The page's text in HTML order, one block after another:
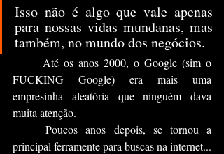
Isso não é algo que vale apenas
para nossas vidas mundanas, mas
também, no mundo dos negócios.
FUCKING Google) era mais uma
empresinha aleatória que ninguém dava
muita atenção.
	Poucos anos depois, se tornou a
principal ferramente para buscas na internet...